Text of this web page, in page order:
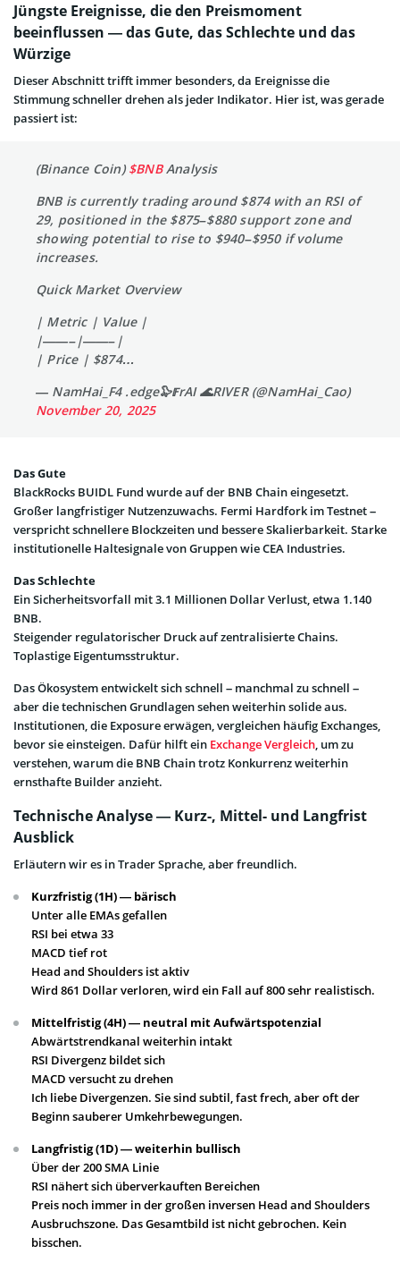
Jüngste Ereignisse, die den Preismoment
beeinflussen — das Gute, das Schlechte und das
Würzige
Dieser Abschnitt trifft immer besonders, da Ereignisse die
Stimmung schneller drehen als jeder Indikator. Hier ist, was gerade
passiert ist:
(Binance Coin)$BNBAnalysis
BNB is currently trading around $874 with an RSI of
29, positioned in the $875–$880 support zone and
showing potential to rise to $940–$950 if volume
increases.
Quick Market Overview
| Metric | Value |
|——–|——–|
| Price | $874…
— NamHai_F4 .edge🦭𝔽rAI 🌊RIVER (@NamHai_Cao)
November 20, 2025
Das Gute
BlackRocks BUIDL Fund wurde auf der BNB Chain eingesetzt.
Großer langfristiger Nutzenzuwachs. Fermi Hardfork im Testnet –
verspricht schnellere Blockzeiten und bessere Skalierbarkeit. Starke
institutionelle Haltesignale von Gruppen wie CEA Industries.
Das Schlechte
Ein Sicherheitsvorfall mit 3.1 Millionen Dollar Verlust, etwa 1.140
BNB.
Steigender regulatorischer Druck auf zentralisierte Chains.
Toplastige Eigentumsstruktur.
Das Ökosystem entwickelt sich schnell – manchmal zu schnell –
aber die technischen Grundlagen sehen weiterhin solide aus.
Institutionen, die Exposure erwägen, vergleichen häufig Exchanges,
bevor sie einsteigen. Dafür hilft ein Exchange Vergleich, um zu
verstehen, warum die BNB Chain trotz Konkurrenz weiterhin
ernsthafte Builder anzieht.
Technische Analyse — Kurz-, Mittel- und Langfrist
Ausblick
Erläutern wir es in Trader Sprache, aber freundlich.
Kurzfristig (1H) — bärisch
Unter alle EMAs gefallen
RSI bei etwa 33
MACD tief rot
Head and Shoulders ist aktiv
Wird 861 Dollar verloren, wird ein Fall auf 800 sehr realistisch.
Mittelfristig (4H) — neutral mit Aufwärtspotenzial
Abwärtstrendkanal weiterhin intakt
RSI Divergenz bildet sich
MACD versucht zu drehen
Ich liebe Divergenzen. Sie sind subtil, fast frech, aber oft der
Beginn sauberer Umkehrbewegungen.
Langfristig (1D) — weiterhin bullisch
Über der 200 SMA Linie
RSI nähert sich überverkauften Bereichen
Preis noch immer in der großen inversen Head and Shoulders
Ausbruchszone. Das Gesamtbild ist nicht gebrochen. Kein
bisschen.